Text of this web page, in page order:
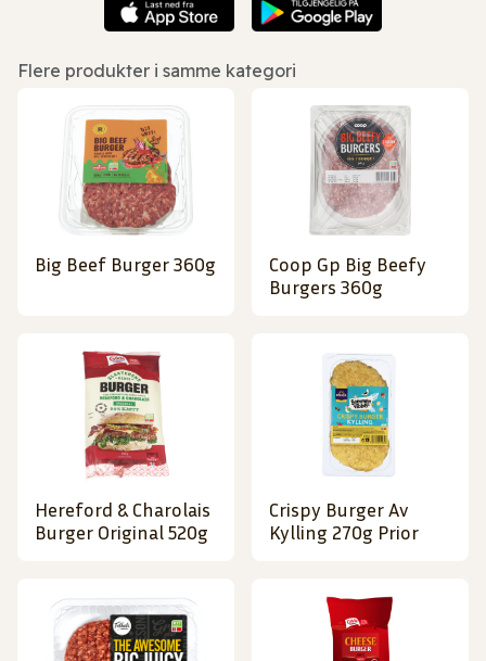
Flere produkter i samme kategori
Big Beef Burger 360g
Coop Gp Big Beefy
Burgers 360g
Hereford & Charolais
Burger Original 520g
Crispy Burger Av
Kylling 270g Prior